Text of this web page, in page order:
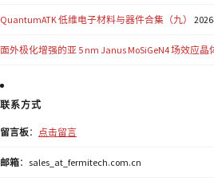
QuantumATK 低维电子材料与器件合集（九）
面外极化增强的亚 5 nm Janus MoSiGeN4 场效应晶
联系方式
留言板： 点击留言
邮箱：sales_at_fermitech.com.cn